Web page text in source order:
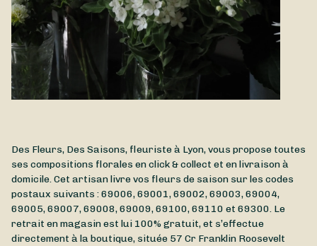
Des Fleurs, Des Saisons, fleuriste à Lyon, vous propose toutes
ses compositions florales en click & collect et en livraison à
domicile. Cet artisan livre vos fleurs de saison sur les codes
postaux suivants : 69006, 69001, 69002, 69003, 69004,
69005, 69007, 69008, 69009, 69100, 69110 et 69300. Le
retrait en magasin est lui 100% gratuit, et s’effectue
directement à la boutique, située 57 Cr Franklin Roosevelt